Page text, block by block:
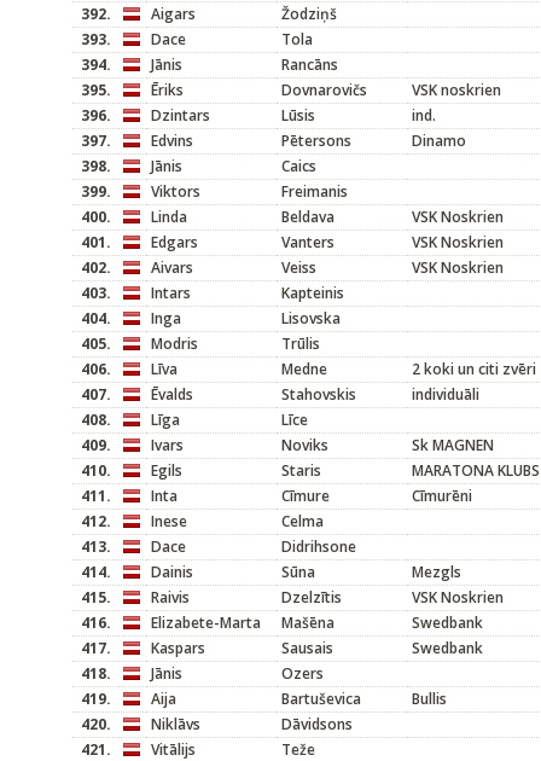
392.
Aigars
Žodziņš
393.
Dace
Tola
394.
Jānis
Rancāns
395.
Ēriks Dovnarovičs
VSK noskrien
396.
Dzintars Lūsis
ind.
397.
Edvins Pētersons
Dinamo
398.
Jānis
Caics
399.
Viktors
Freimanis
400.
Linda Beldava
VSK Noskrien
401.
Edgars Vanters
VSK Noskrien
402.
Aivars Veiss
VSK Noskrien
403.
Intars
Kapteinis
404.
Inga
Lisovska
405.
Modris
Trūlis
406.
Līva Medne
2 koki un citi zvēri
407.
Ēvalds Stahovskis
individuāli
408.
Līga
Līce
409.
Ivars Noviks
Sk MAGNEN
410.
Egils Staris
MARATONA KLUBS
411.
Inta Cīmure
Cīmurēni
412.
Inese
Celma
413.
Dace
Didrihsone
414.
Dainis Sūna
Mezgls
415.
Raivis Dzelzītis
VSK Noskrien
416.
Elizabete-Marta Mašēna
Swedbank
417.
Kaspars Sausais
Swedbank
418.
Jānis
Ozers
419.
Aija Bartuševica
Bullis
420.
Niklāvs
Dāvidsons
421.
Vitālijs
Teže